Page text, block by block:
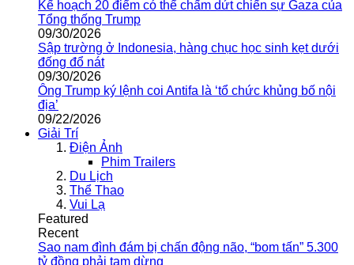
Kế hoạch 20 điểm có thể chấm dứt chiến sự Gaza của
Tổng thống Trump
09/30/2026
Sập trường ở Indonesia, hàng chục học sinh kẹt dưới
đống đổ nát
09/30/2026
Ông Trump ký lệnh coi Antifa là ‘tổ chức khủng bố nội
địa’
09/22/2026
Giải Trí
Điện Ảnh
Phim Trailers
Du Lịch
Thể Thao
Vui Lạ
Featured
Recent
Sao nam đình đám bị chấn động não, “bom tấn” 5.300
tỷ đồng phải tạm dừng